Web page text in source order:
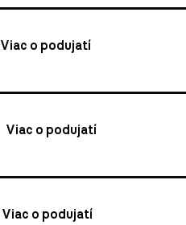
Viac o podujatí
Viac o podujatí
Viac o podujatí